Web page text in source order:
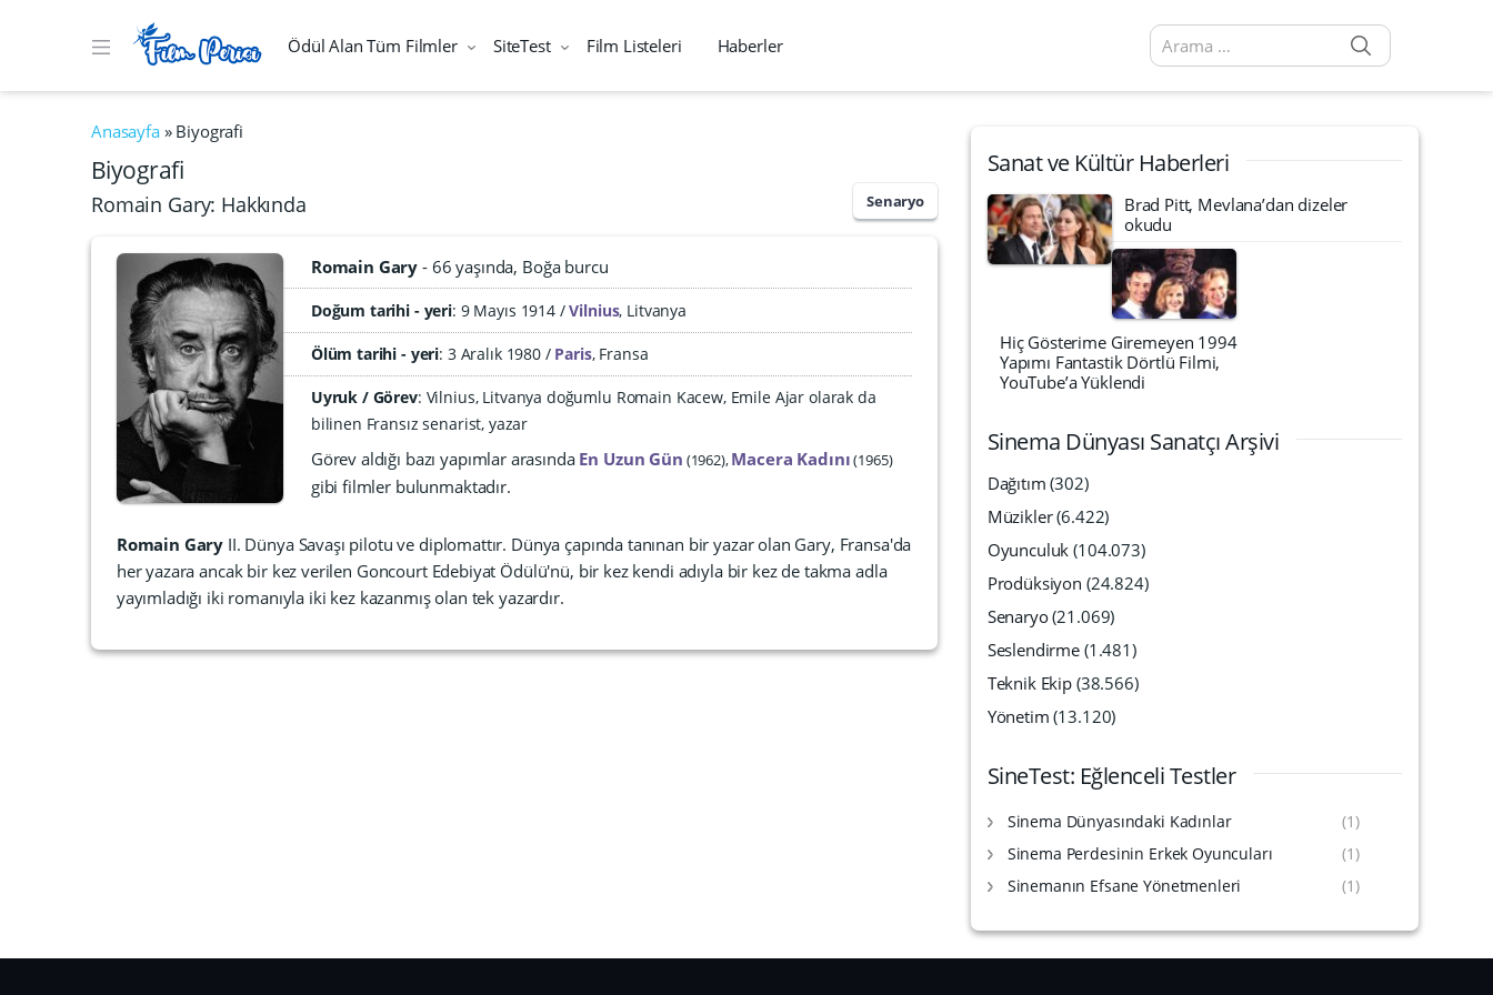
Ödül Alan Tüm Filmler SiteTest Film Listeleri Haberler
Arama sonuçları:
Anasayfa» Biyografi
Biyografi
Romain Gary: Hakkında Senaryo
Romain Gary 66 yaşında Boğa burcu
Doğum tarihi - yeri 9 Mayıs 1914 Vilnius, Litvanya
Ölüm tarihi - yeri: 3 Aralık 1980 Paris, Fransa
Uyruk / Görev: Vilnius, Litvanya doğumlu Romain Kacew, Emile Ajar olarak da
bilinen Fransız senarist, yazar
Görev aldığı bazı yapımlar arasındaEn Uzun Gün 1962 Macera Kadını 1965
gibi filmler bulunmaktadır.
Romain Gary II. Dünya Savaşı pilotu ve diplomattır. Dünya çapında tanınan bir yazar olan Gary, Fransa'da
her yazara ancak bir kez verilen Goncourt Edebiyat Ödülü'nü, bir kez kendi adıyla bir kez de takma adla
yayımladığı iki romanıyla iki kez kazanmış olan tek yazardır.
Sanat ve Kültür Haberleri
Brad Pitt, Mevlana’dan dizeler
okudu
Hiç Gösterime Giremeyen 1994
Yapımı Fantastik Dörtlü Filmi,
YouTube’a Yüklendi
Sinema Dünyası Sanatçı Arşivi
Dağıtım (302)
Müzikler(6.422)
Oyunculuk (104.073)
Prodüksiyon (24.824)
Senaryo(21.069)
Seslendirme (1.481)
Teknik Ekip (38.566)
Yönetim (13.120)
SineTest: Eğlenceli Testler
Sinema Dünyasındaki Kadınlar
(1)
Sinema Perdesinin Erkek Oyuncuları
(1)
Sinemanın Efsane Yönetmenleri
(1)